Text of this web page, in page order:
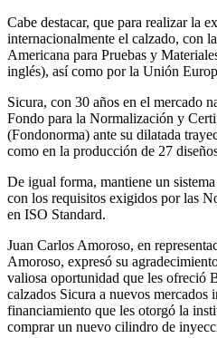
Cabe destacar, que para realizar la
internacionalmente el calzado, con
Americana para Pruebas y
inglés), así como por la Unión
Sicura, con 30 años en el mercado
Fondo para la Normalización y
(Fondonorma) ante su dilatada
como en la producción de 27
De igual forma, mantiene un
con los requisitos exigidos por las
en ISO Standard.
Juan Carlos Amoroso, en
Amoroso, expresó su
valiosa oportunidad que les ofreció
calzados Sicura a nuevos mercados
financiamiento que les otorgó la
comprar un nuevo cilindro de